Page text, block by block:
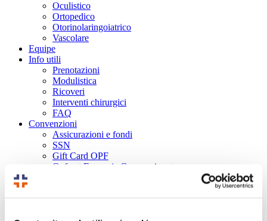
Oculistico
Ortopedico
Otorinolaringoiatrico
Vascolare
Equipe
Info utili
Prenotazioni
Modulistica
Ricoveri
Interventi chirurgici
FAQ
Convenzioni
Assicurazioni e fondi
SSN
Gift Card OPF
Opf net Farmacie Convenzionate
Video